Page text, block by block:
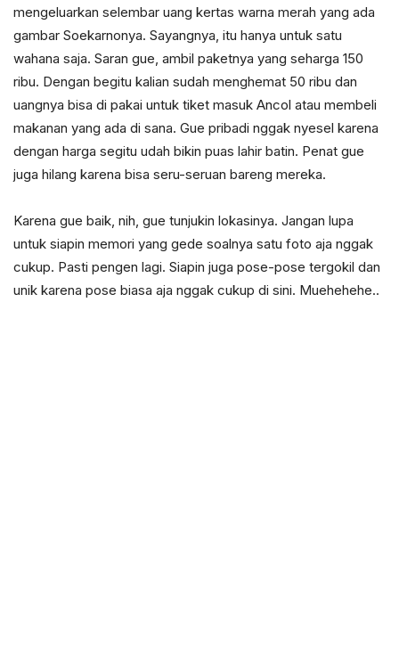
mengeluarkan selembar uang kertas warna merah yang ada
gambar Soekarnonya. Sayangnya, itu hanya untuk satu
wahana saja. Saran gue, ambil paketnya yang seharga 150
ribu. Dengan begitu kalian sudah menghemat 50 ribu dan
uangnya bisa di pakai untuk tiket masuk Ancol atau membeli
makanan yang ada di sana. Gue pribadi nggak nyesel karena
dengan harga segitu udah bikin puas lahir batin. Penat gue
juga hilang karena bisa seru-seruan bareng mereka.
Karena gue baik, nih, gue tunjukin lokasinya. Jangan lupa
untuk siapin memori yang gede soalnya satu foto aja nggak
cukup. Pasti pengen lagi. Siapin juga pose-pose tergokil dan
unik karena pose biasa aja nggak cukup di sini. Muehehehe..